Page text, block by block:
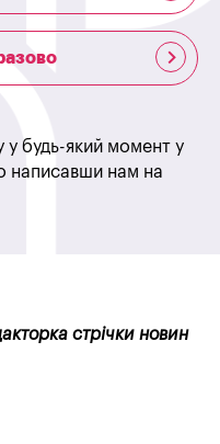
у будь-який момент у
написавши нам на
стрічки новин